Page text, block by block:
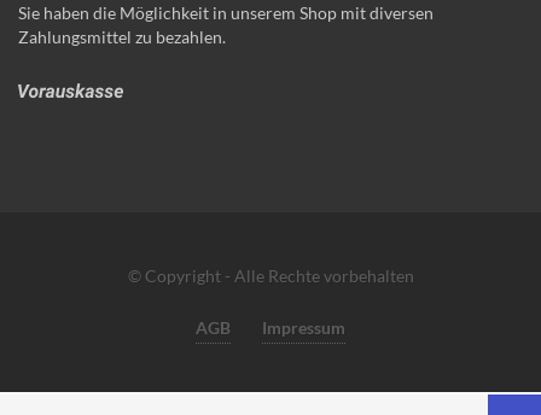
Sie haben die Möglichkeit in unserem Shop mit diversen
Zahlungsmittel zu bezahlen.
© Copyright - Alle Rechte vorbehalten
AGB Impressum